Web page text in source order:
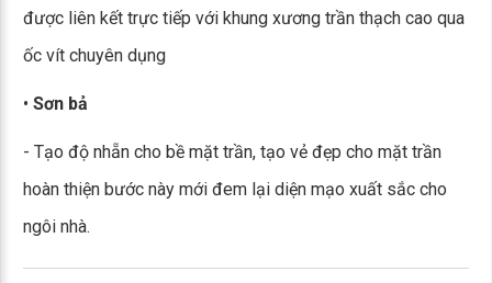
được liên kết trực tiếp với khung xương trần thạch cao qua
ốc vít chuyên dụng
• Sơn bả
- Tạo độ nhẵn cho bề mặt trần, tạo vẻ đẹp cho mặt trần
hoàn thiện bước này mới đem lại diện mạo xuất sắc cho
ngôi nhà.